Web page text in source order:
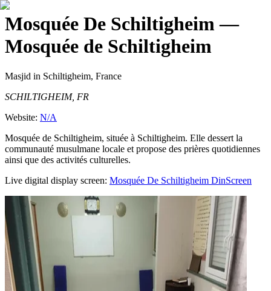
Mosquée De Schiltigheim—
Mosquée de Schiltigheim
Masjid in Schiltigheim, France
SCHILTIGHEIM, FR
Website: N/A
Mosquée de Schiltigheim, située à Schiltigheim. Elle dessert la
communauté musulmane locale et propose des prières quotidiennes
ainsi que des activités culturelles.
Live digital display screen: Mosquée De Schiltigheim DinScreen